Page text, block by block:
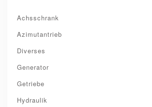
Achsschrank
Azimutantrieb
Diverses
Generator
Getriebe
Hydraulik